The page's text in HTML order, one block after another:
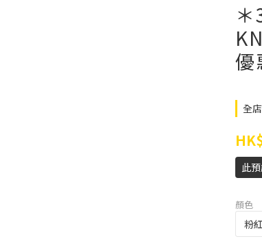
優
全
此
顏色